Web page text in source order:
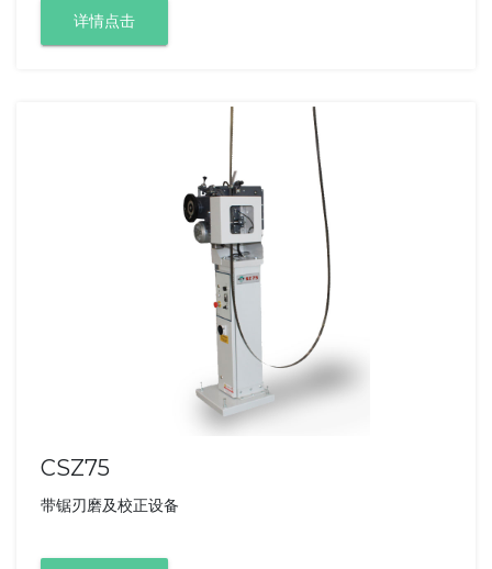
详情点击
CSZ75
带锯刃磨及校正设备